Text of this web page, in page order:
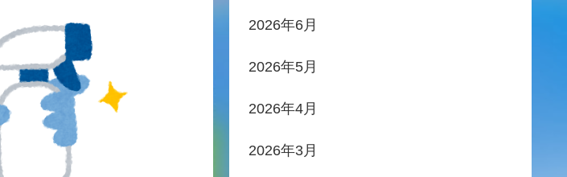
2026年6月
2026年5月
2026年4月
2026年3月